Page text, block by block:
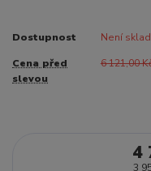
Dostupnost Není
Cena před
slevou
6 121,00
4
3